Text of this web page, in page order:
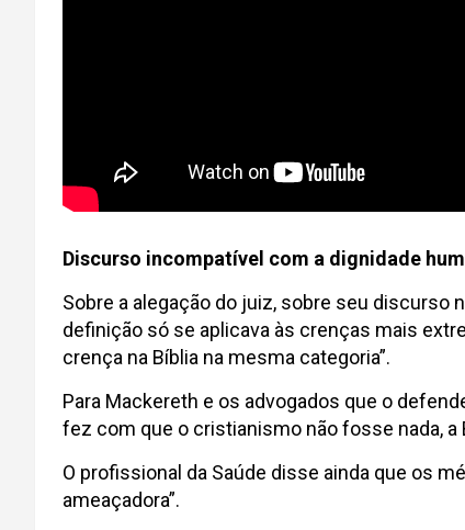
Discurso incompatível com a dignidade
Sobre a alegação do juiz, sobre seu discurso
definição só se aplicava às crenças mais
crença na Bíblia na mesma categoria”.
Para Mackereth e os advogados que o
fez com que o cristianismo não fosse nada, a
O profissional da Saúde disse ainda que os
ameaçadora”.